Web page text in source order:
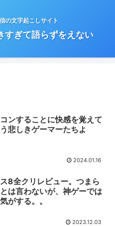
の文字起こしサイト
すぎて語らずをえない
コンすることに快感を覚えて
悲しきゲーマーたちよ
2024.01.16
8全クリレビュー。つまら
は言わないが、神ゲーでは
がする。。
2023.12.03